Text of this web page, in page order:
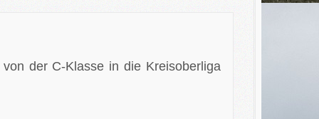
der C-Klasse in die Kreisoberliga